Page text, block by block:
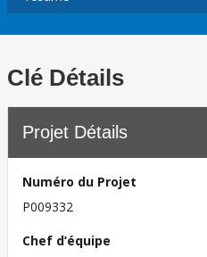
Clé Détails
Projet Détails
Numéro du Projet
P009332
Chef d’équipe